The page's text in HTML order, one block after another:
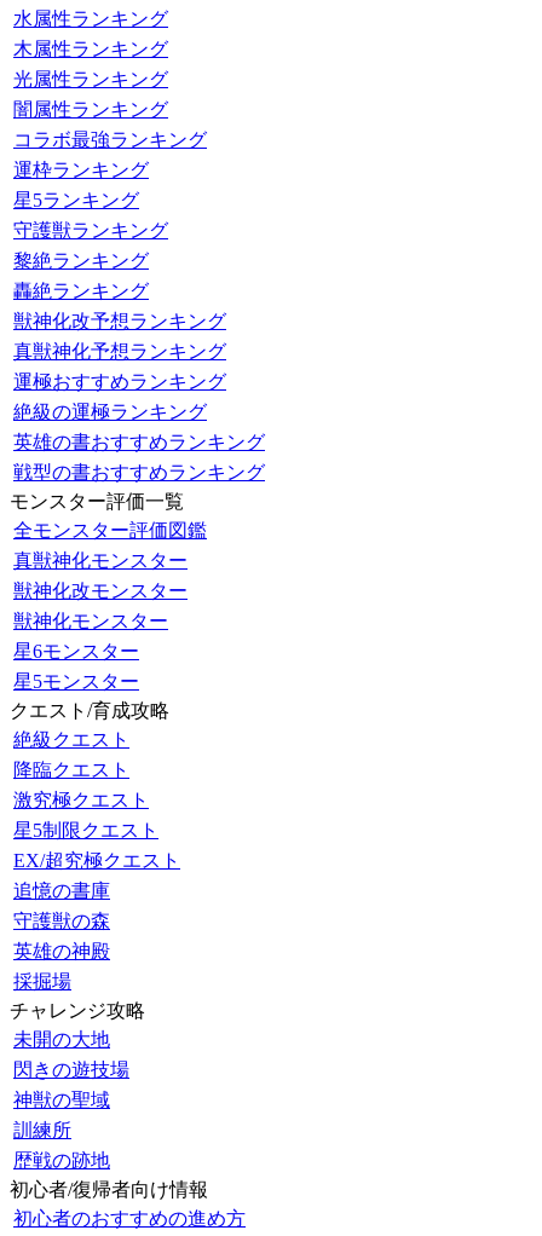
水属性ランキング
木属性ランキング
光属性ランキング
闇属性ランキング
コラボ最強ランキング
運枠ランキング
星5ランキング
守護獣ランキング
黎絶ランキング
轟絶ランキング
獣神化改予想ランキング
真獣神化予想ランキング
運極おすすめランキング
絶級の運極ランキング
英雄の書おすすめランキング
戦型の書おすすめランキング
モンスター評価一覧
全モンスター評価図鑑
真獣神化モンスター
獣神化改モンスター
獣神化モンスター
星6モンスター
星5モンスター
クエスト/育成攻略
絶級クエスト
降臨クエスト
激究極クエスト
星5制限クエスト
EX/超究極クエスト
追憶の書庫
守護獣の森
英雄の神殿
採掘場
チャレンジ攻略
未開の大地
閃きの遊技場
神獣の聖域
訓練所
歴戦の跡地
初心者/復帰者向け情報
初心者のおすすめの進め方